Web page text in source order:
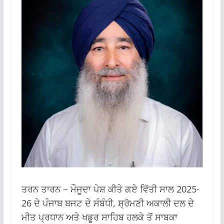
ਤਰਨ ਤਾਰਨ – ਮੌਜੂਦਾ ਪੇਸ਼ ਕੀਤੇ ਗਏ ਵਿੱਤੀ ਸਾਲ 2025-
26 ਦੇ ਪੰਜਾਬ ਬਜਟ ਦੇ ਸੰਬੰਧੀ, ਸ਼੍ਰੋਮਣੀ ਅਕਾਲੀ ਦਲ ਦੇ
ਮੀਤ ਪ੍ਰਧਾਨ ਅਤੇ ਖਡੂਰ ਸਾਹਿਬ ਹਲਕੇ ਤੋਂ ਸਾਬਕਾ